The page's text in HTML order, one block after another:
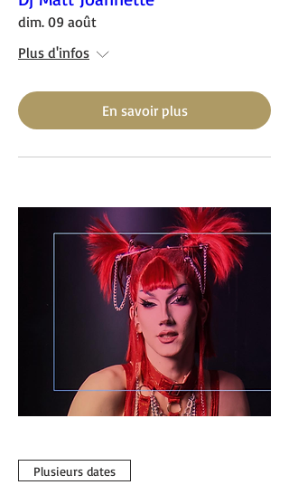
dim. 09 août
Plus d'infos
En savoir plus
Plusieurs dates